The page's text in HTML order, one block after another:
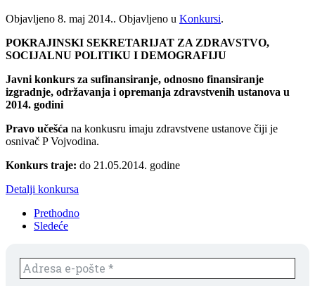
Objavljeno 8. maj 2014.. Objavljeno u Konkursi.
POKRAJINSKI SEKRETARIJAT ZA ZDRAVSTVO,
SOCIJALNU POLITIKU I DEMOGRAFIJU
Javni konkurs za sufinansiranje, odnosno finansiranje
izgradnje, održavanja i opremanja zdravstvenih ustanova u
2014. godini
Pravo učešća na konkusru imaju zdravstvene ustanove čiji je
osnivač P Vojvodina.
Konkurs traje: do 21.05.2014. godine
Detalji konkursa
Prethodno
Sledeće